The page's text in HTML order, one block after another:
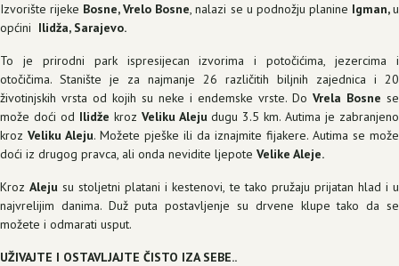
Izvorište rijeke Bosne, Vrelo Bosne, nalazi se u podnožju planine Igman,u
općini Ilidža, Sarajevo.
To je prirodni park ispresijecan izvorima i potočićima, jezercima i
otočičima. Stanište je za najmanje 26 različitih biljnih zajednica i 20
životinjskih vrsta od kojih su neke i endemske vrste. Do Vrela Bosne se
može doći od Ilidže kroz Veliku Alejudugu 3.5 km. Autima je zabranjeno
kroz Veliku Aleju. Možete pješke ili da iznajmite fijakere. Autima se može
doći iz drugog pravca, ali onda nevidite ljepote Velike Aleje.
KrozAleju su stoljetni platani i kestenovi, te tako pružaju prijatan hlad i u
najvrelijim danima. Duž puta postavljenje su drvene klupe tako da se
možete i odmarati usput.
UŽIVAJTE I OSTAVLJAJTE ČISTO IZA SEBE..